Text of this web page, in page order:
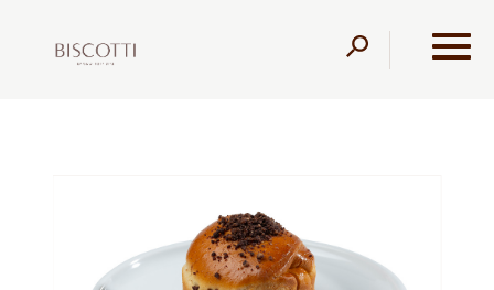
עמוד הבית עוגות שמרים
בריוש